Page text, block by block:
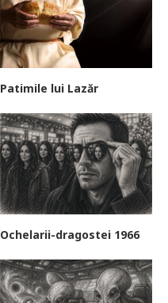
Patimile lui Lazăr
Ochelarii-dragostei 1966